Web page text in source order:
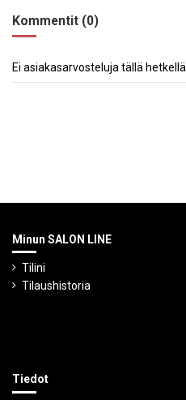
Kommentit (0)
Ei asiakasarvosteluja tällä hetkellä.
Minun SALON LINE
Tilini
Tilaushistoria
Tiedot